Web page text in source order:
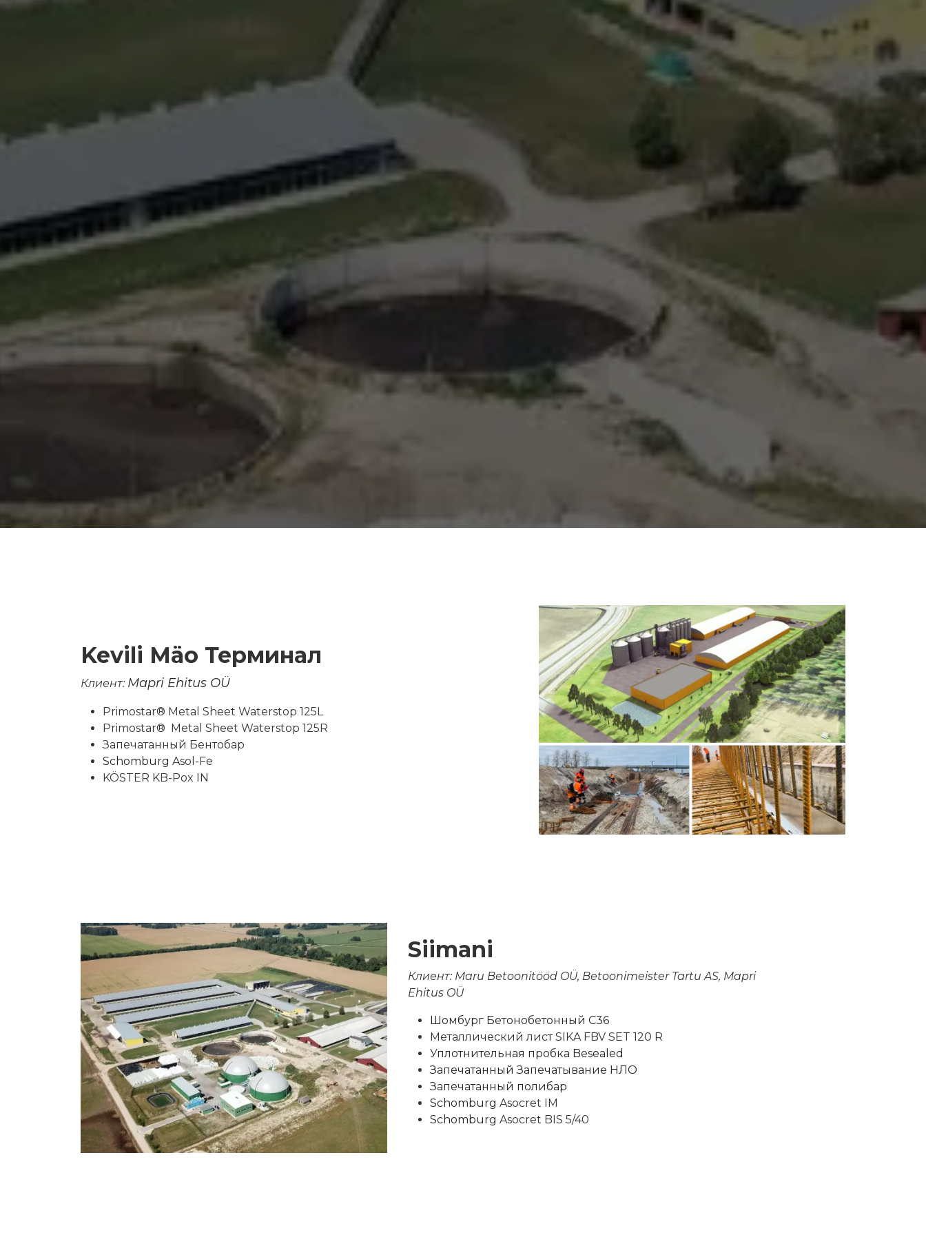
Kevili Mäo Терминал
Клиент: Mapri Ehitus OÜ
Primostar® Metal Sheet Waterstop 125L
Primostar®
Metal Sheet Waterstop 125R
Запечатанный Бентобар
Schomburg Asol-Fe
KÖSTER KB-Pox IN
Siimani
Клиент: Maru Betoonitööd OÜ, Betoonimeister Tartu AS, Mapri
Ehitus OÜ
Шомбург Бетонобетонный C36
Металлический лист SIKA FBV SET 120 R
Уплотнительная пробка Besealed
Запечатанный Запечатывание НЛО
Запечатанный полибар
Schomburg Asocret IM
Schomburg Asocret BIS 5/40